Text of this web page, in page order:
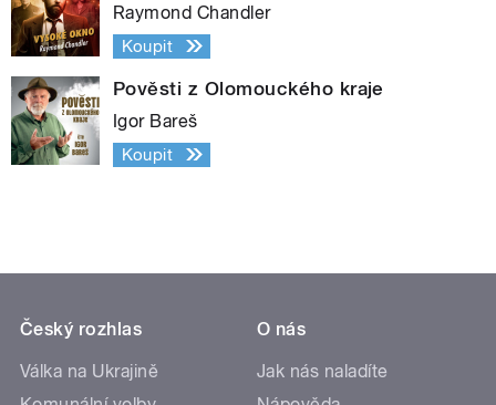
Raymond Chandler
Koupit
Pověsti z Olomouckého kraje
Igor Bareš
Koupit
Český rozhlas
Válka na Ukrajině
O nás
Jak nás naladíte